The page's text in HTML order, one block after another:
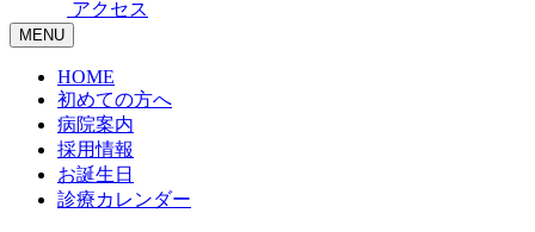
アクセス
MENU
HOME
初めての方へ
病院案内
採用情報
お誕生日
診療カレンダー